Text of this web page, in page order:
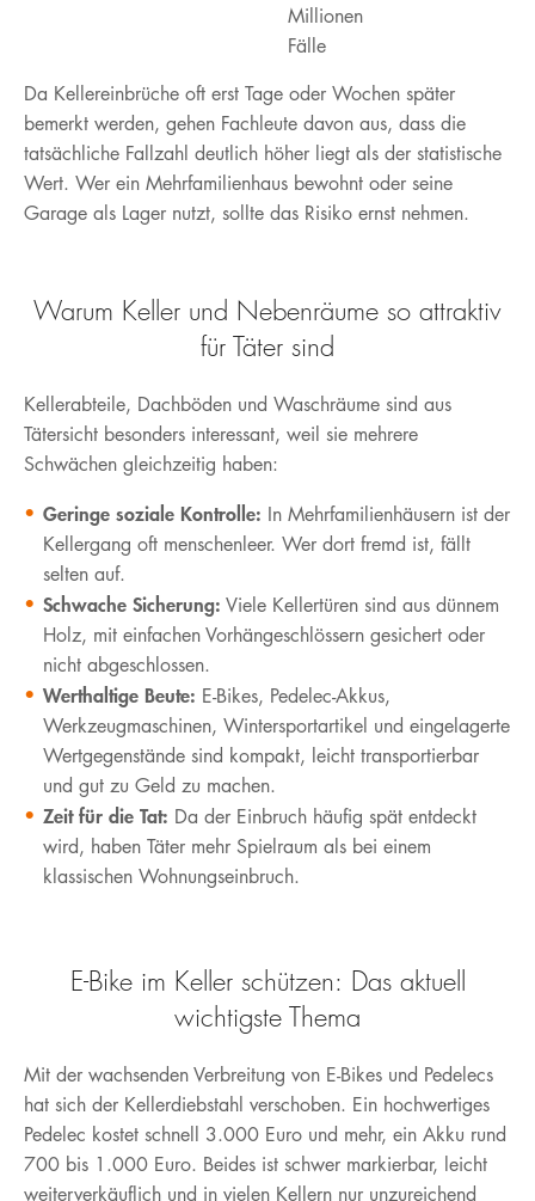
Millionen
Fälle
Da Kellereinbrüche oft erst Tage oder Wochen später
bemerkt werden, gehen Fachleute davon aus, dass die
tatsächliche Fallzahl deutlich höher liegt als der statistische
Wert. Wer ein Mehrfamilienhaus bewohnt oder seine
Garage als Lager nutzt, sollte das Risiko ernst nehmen.
Warum Keller und Nebenräume so attraktiv
für Täter sind
Kellerabteile, Dachböden und Waschräume sind aus
Tätersicht besonders interessant, weil sie mehrere
Schwächen gleichzeitig haben:
Geringe soziale Kontrolle: In Mehrfamilienhäusern ist der
Kellergang oft menschenleer. Wer dort fremd ist, fällt
selten auf.
Schwache Sicherung: Viele Kellertüren sind aus dünnem
Holz, mit einfachen Vorhängeschlössern gesichert oder
nicht abgeschlossen.
Werthaltige Beute: E-Bikes, Pedelec-Akkus,
Werkzeugmaschinen, Wintersportartikel und eingelagerte
Wertgegenstände sind kompakt, leicht transportierbar
und gut zu Geld zu machen.
Zeit für die Tat: Da der Einbruch häufig spät entdeckt
wird, haben Täter mehr Spielraum als bei einem
klassischen Wohnungseinbruch.
E-Bike im Keller schützen: Das aktuell
wichtigste Thema
Mit der wachsenden Verbreitung von E-Bikes und Pedelecs
hat sich der Kellerdiebstahl verschoben. Ein hochwertiges
Pedelec kostet schnell 3.000 Euro und mehr, ein Akku rund
700 bis 1.000 Euro. Beides ist schwer markierbar, leicht
weiterverkäuflich und in vielen Kellern nur unzureichend